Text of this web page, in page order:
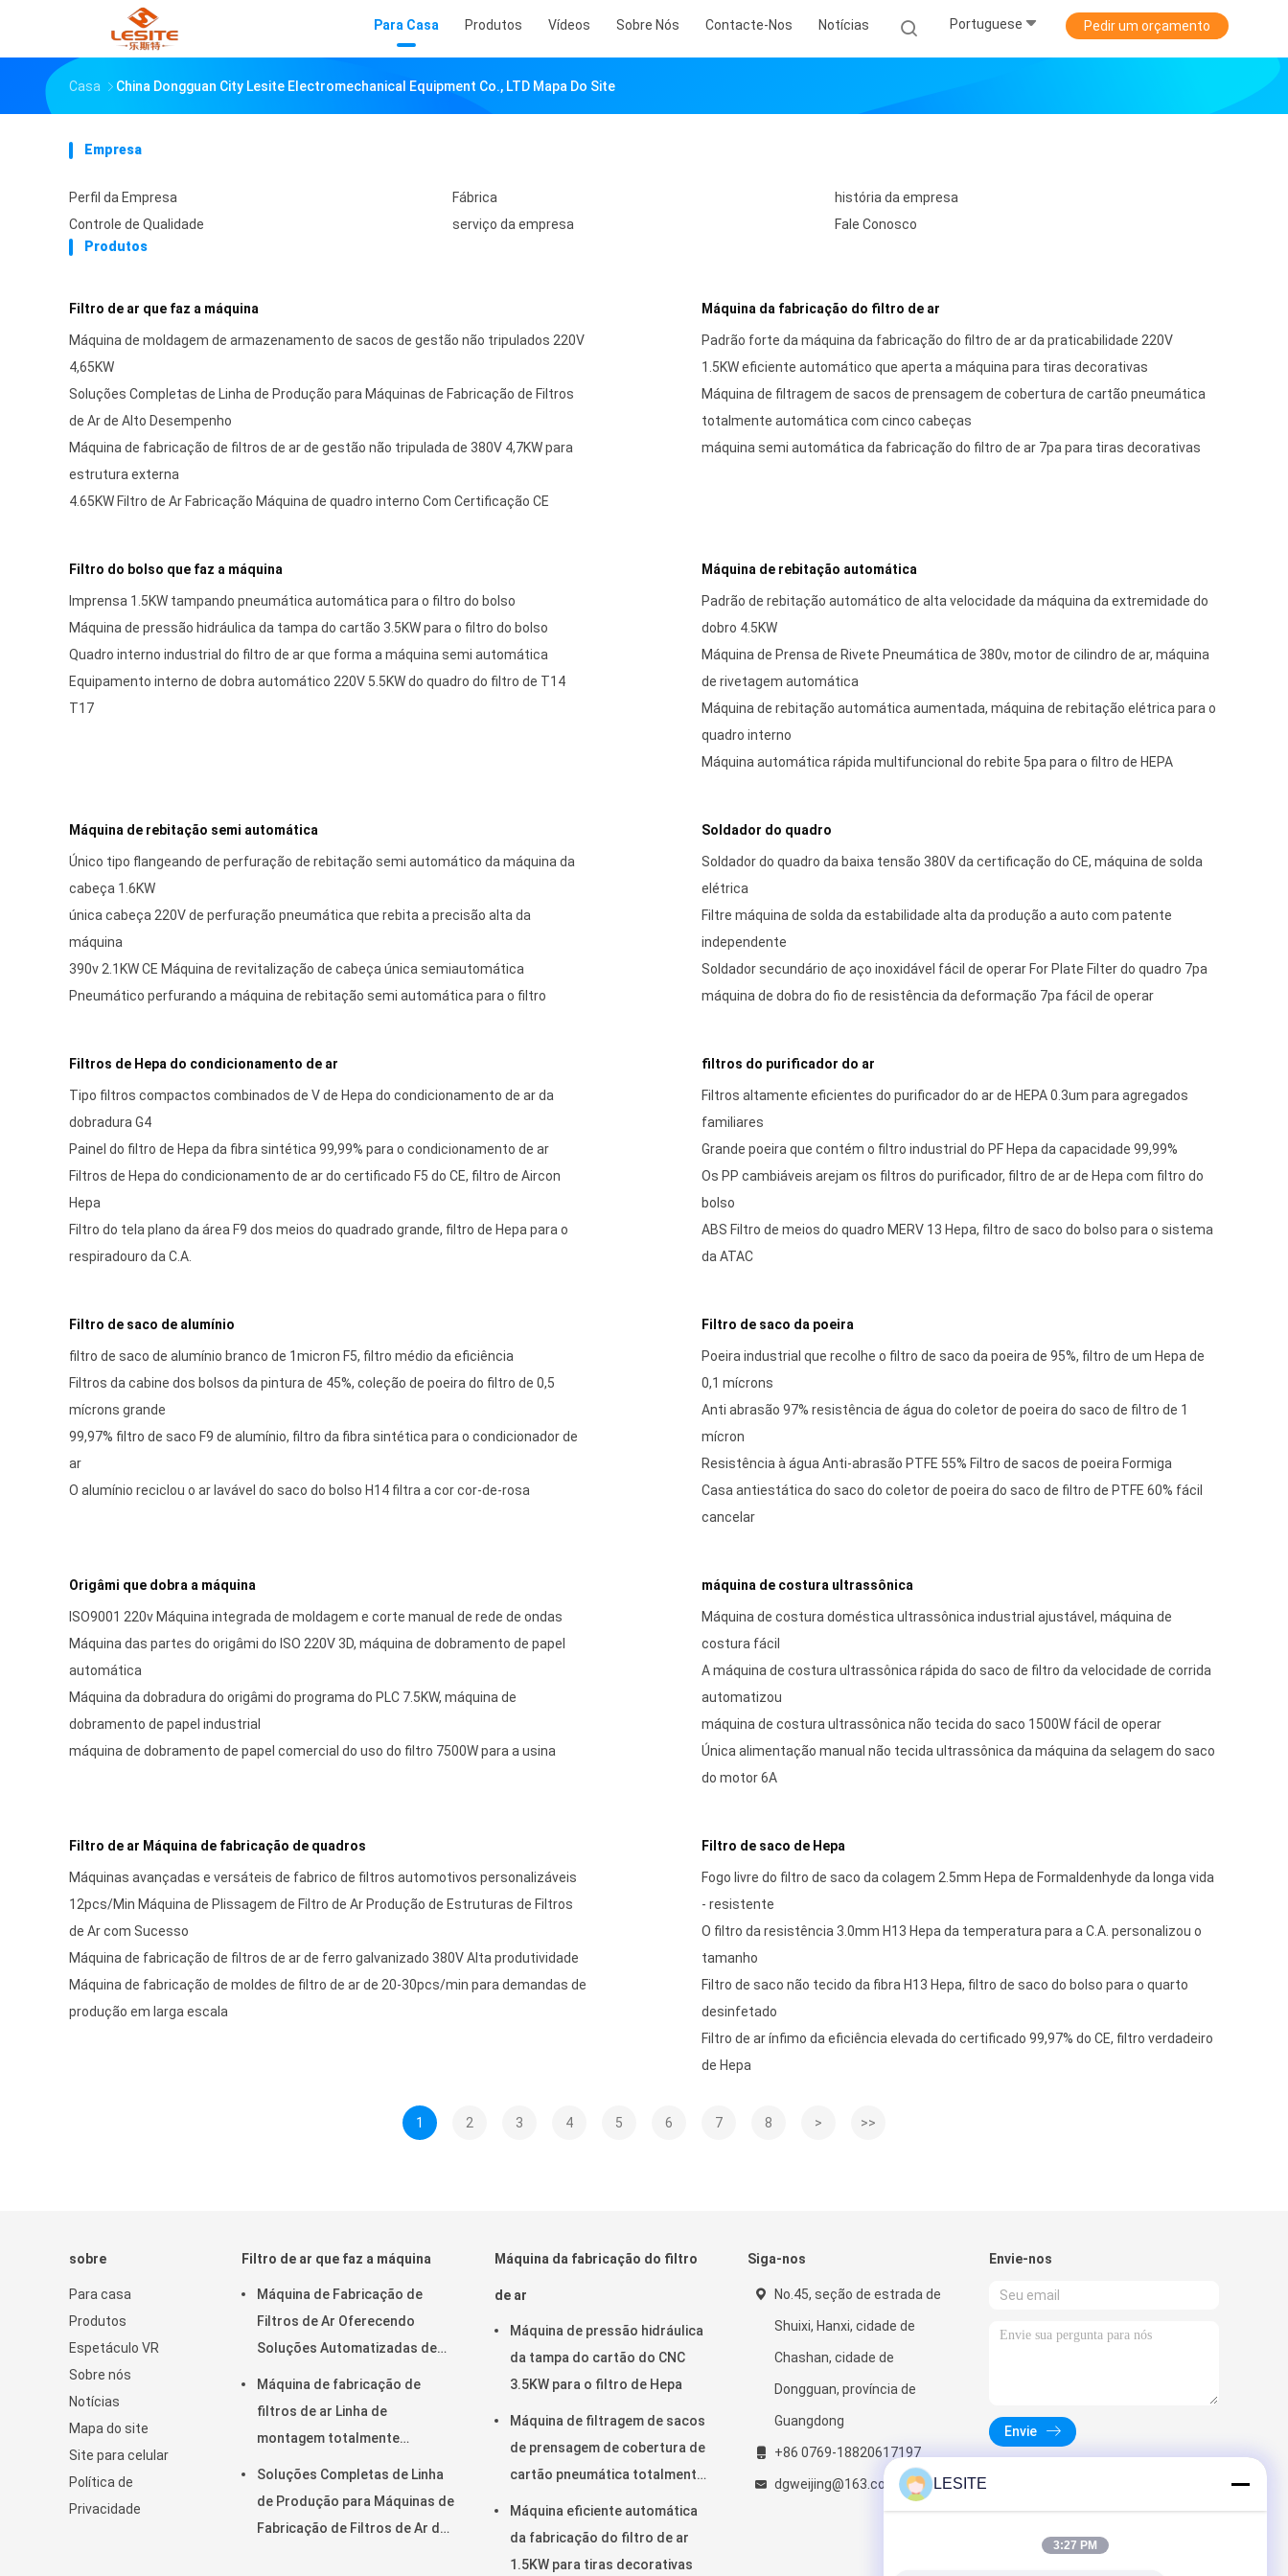
Para Casa Produtos Vídeos Sobre Nós Contacte-Nos Notícias Portuguese Pedir um orçamento
Casa China Dongguan City Lesite Electromechanical Equipment Co., LTD Mapa Do Site
Empresa
Perfil da Empresa Fábrica
história da empresa
Controle de Qualidade
serviço da empresa
Fale Conosco
Produtos
Filtro de ar que faz a máquina
Máquina de moldagem de armazenamento de sacos de gestão não tripulados 220V
4,65KW
Soluções Completas de Linha de Produção para Máquinas de Fabricação de Filtros
de Ar de Alto Desempenho
Máquina de fabricação de filtros de ar de gestão não tripulada de 380V 4,7KW para
estrutura externa
4.65KW Filtro de Ar Fabricação Máquina de quadro interno Com Certificação CE
Máquina da fabricação do filtro de ar
Padrão forte da máquina da fabricação do filtro de ar da praticabilidade 220V
1.5KW eficiente automático que aperta a máquina para tiras decorativas
Máquina de filtragem de sacos de prensagem de cobertura de cartão pneumática
totalmente automática com cinco cabeças
máquina semi automática da fabricação do filtro de ar 7pa para tiras decorativas
Filtro do bolso que faz a máquina
Imprensa 1.5KW tampando pneumática automática para o filtro do bolso
Máquina de pressão hidráulica da tampa do cartão 3.5KW para o filtro do bolso
Quadro interno industrial do filtro de ar que forma a máquina semi automática
Equipamento interno de dobra automático 220V 5.5KW do quadro do filtro de T14
T17
Máquina de rebitação automática
Padrão de rebitação automático de alta velocidade da máquina da extremidade do
dobro 4.5KW
Máquina de Prensa de Rivete Pneumática de 380v, motor de cilindro de ar, máquina
de rivetagem automática
Máquina de rebitação automática aumentada, máquina de rebitação elétrica para o
quadro interno
Máquina automática rápida multifuncional do rebite 5pa para o filtro de HEPA
Máquina de rebitação semi automática
Único tipo flangeando de perfuração de rebitação semi automático da máquina da
cabeça 1.6KW
única cabeça 220V de perfuração pneumática que rebita a precisão alta da
máquina
390v 2.1KW CE Máquina de revitalização de cabeça única semiautomática
Pneumático perfurando a máquina de rebitação semi automática para o filtro
Soldador do quadro
Soldador do quadro da baixa tensão 380V da certificação do CE, máquina de solda
elétrica
Filtre máquina de solda da estabilidade alta da produção a auto com patente
independente
Soldador secundário de aço inoxidável fácil de operar For Plate Filter do quadro 7pa
máquina de dobra do fio de resistência da deformação 7pa fácil de operar
Filtros de Hepa do condicionamento de ar
Tipo filtros compactos combinados de V de Hepa do condicionamento de ar da
dobradura G4
Painel do filtro de Hepa da fibra sintética 99,99% para o condicionamento de ar
Filtros de Hepa do condicionamento de ar do certificado F5 do CE, filtro de Aircon
Hepa
Filtro do tela plano da área F9 dos meios do quadrado grande, filtro de Hepa para o
respiradouro da C.A.
filtros do purificador do ar
Filtros altamente eficientes do purificador do ar de HEPA 0.3um para agregados
familiares
Grande poeira que contém o filtro industrial do PF Hepa da capacidade 99,99%
Os PP cambiáveis arejam os filtros do purificador, filtro de ar de Hepa com filtro do
bolso
ABS Filtro de meios do quadro MERV 13 Hepa, filtro de saco do bolso para o sistema
da ATAC
Filtro de saco de alumínio
filtro de saco de alumínio branco de 1micron F5, filtro médio da eficiência
Filtros da cabine dos bolsos da pintura de 45%, coleção de poeira do filtro de 0,5
mícrons grande
99,97% filtro de saco F9 de alumínio, filtro da fibra sintética para o condicionador de
ar
O alumínio reciclou o ar lavável do saco do bolso H14 filtra a cor cor-de-rosa
Filtro de saco da poeira
Poeira industrial que recolhe o filtro de saco da poeira de 95%, filtro de um Hepa de
0,1 mícrons
Anti abrasão 97% resistência de água do coletor de poeira do saco de filtro de 1
mícron
Resistência à água Anti-abrasão PTFE 55% Filtro de sacos de poeira Formiga
Casa antiestática do saco do coletor de poeira do saco de filtro de PTFE 60% fácil
cancelar
Origâmi que dobra a máquina
ISO9001 220v Máquina integrada de moldagem e corte manual de rede de ondas
Máquina das partes do origâmi do ISO 220V 3D, máquina de dobramento de papel
automática
Máquina da dobradura do origâmi do programa do PLC 7.5KW, máquina de
dobramento de papel industrial
máquina de dobramento de papel comercial do uso do filtro 7500W para a usina
máquina de costura ultrassônica
Máquina de costura doméstica ultrassônica industrial ajustável, máquina de
costura fácil
A máquina de costura ultrassônica rápida do saco de filtro da velocidade de corrida
automatizou
máquina de costura ultrassônica não tecida do saco 1500W fácil de operar
Única alimentação manual não tecida ultrassônica da máquina da selagem do saco
do motor 6A
Filtro de ar Máquina de fabricação de quadros
Máquinas avançadas e versáteis de fabrico de filtros automotivos personalizáveis
12pcs/Min Máquina de Plissagem de Filtro de Ar Produção de Estruturas de Filtros
de Ar com Sucesso
Máquina de fabricação de filtros de ar de ferro galvanizado 380V Alta produtividade
Máquina de fabricação de moldes de filtro de ar de 20-30pcs/min para demandas de
produção em larga escala
Filtro de saco de Hepa
Fogo livre do filtro de saco da colagem 2.5mm Hepa de Formaldenhyde da longa vida
- resistente
O filtro da resistência 3.0mm H13 Hepa da temperatura para a C.A. personalizou o
tamanho
Filtro de saco não tecido da fibra H13 Hepa, filtro de saco do bolso para o quarto
desinfetado
Filtro de ar ínfimo da eficiência elevada do certificado 99,97% do CE, filtro verdadeiro
de Hepa
1 2 3 4 5 6 7 8 > >>
sobre
Para casa
Produtos
Espetáculo VR
Sobre nós
Notícias
Mapa do site
Site para celular
Política de
Privacidade
Filtro de ar que faz a máquina
Máquina de Fabricação de
Filtros de Ar Oferecendo
Soluções Automatizadas de
Máquina de fabricação de
filtros de ar Linha de
montagem totalmente
Soluções Completas de Linha
de Produção para Máquinas de
Fabricação de Filtros de Ar de
Máquina da fabricação do filtro
de ar
Máquina de pressão hidráulica
da tampa do cartão do CNC
3.5KW para o filtro de Hepa
Máquina de filtragem de sacos
de prensagem de cobertura de
cartão pneumática totalmente
Máquina eficiente automática
da fabricação do filtro de ar
1.5KW para tiras decorativas
Siga-nos
No.45, seção de estrada de
Shuixi, Hanxi, cidade de
Chashan, cidade de
Dongguan, província de
Guangdong
+86 0769-18820617197
dgweijing@163.com
Envie-nos
Envie
LESITE
3:27 PM